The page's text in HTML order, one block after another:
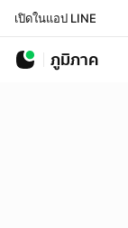
เปิดในแอป LINE
ภูมิภาค